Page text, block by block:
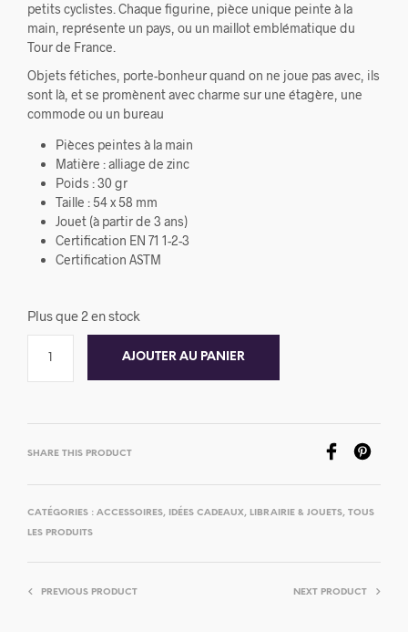
petits cyclistes. Chaque figurine, pièce unique peinte à la
main, représente un pays, ou un maillot emblématique du
Tour de France.
Objets fétiches, porte-bonheur quand on ne joue pas avec, ils
sont là, et se promènent avec charme sur une étagère, une
commode ou un bureau
Pièces peintes à la main
Matière : alliage de zinc
Poids : 30 gr
Taille : 54 x 58 mm
Jouet (à partir de 3 ans)
Certification EN 71 1-2-3
Certification ASTM
Plus que 2 en stock
AJOUTER AU PANIER
SHARE THIS PRODUCT
CATÉGORIES : ACCESSOIRES, IDÉES CADEAUX, LIBRAIRIE & JOUETS, TOUS
LES PRODUITS
PREVIOUS PRODUCT NEXT PRODUCT